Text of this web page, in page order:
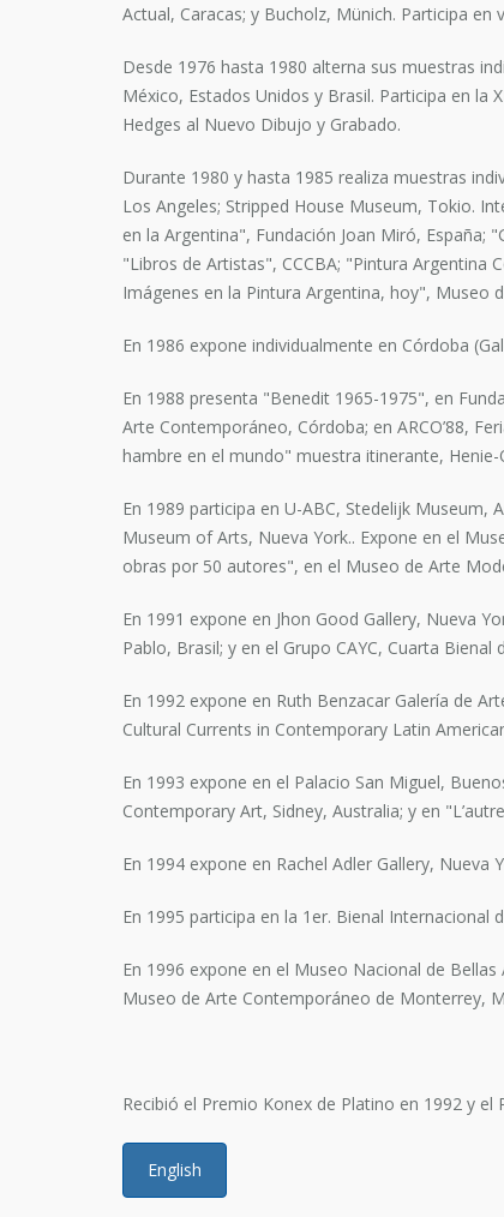
Actual, Caracas; y Bucholz, Münich. Participa en
Desde 1976 hasta 1980 alterna sus muestras
México, Estados Unidos y Brasil. Participa en
Hedges al Nuevo Dibujo y Grabado.
Durante 1980 y hasta 1985 realiza muestras
Los Angeles; Stripped House Museum, Tokio.
en la Argentina", Fundación Joan Miró, España;
"Libros de Artistas", CCCBA; "Pintura Argentina
Imágenes en la Pintura Argentina, hoy", Museo
En 1986 expone individualmente en Córdoba
En 1988 presenta "Benedit 1965-1975", en
Arte Contemporáneo, Córdoba; en ARCO’88,
hambre en el mundo" muestra itinerante,
En 1989 participa en U-ABC, Stedelijk
Museum of Arts, Nueva York.. Expone en el
obras por 50 autores", en el Museo de Arte
En 1991 expone en Jhon Good Gallery, Nueva
Pablo, Brasil; y en el Grupo CAYC, Cuarta Bienal
En 1992 expone en Ruth Benzacar Galería de
Cultural Currents in Contemporary Latin
En 1993 expone en el Palacio San Miguel,
Contemporary Art, Sidney, Australia; y en
En 1994 expone en Rachel Adler Gallery,
En 1995 participa en la 1er. Bienal Internacional
En 1996 expone en el Museo Nacional de
Museo de Arte Contemporáneo de Monterrey,
Recibió el Premio Konex de Platino en 1992 y
English